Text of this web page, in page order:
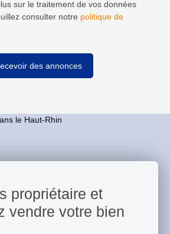
sur le traitement de vos données
consulter notre politique de
des annonces
propriétaire et
vendre votre bien